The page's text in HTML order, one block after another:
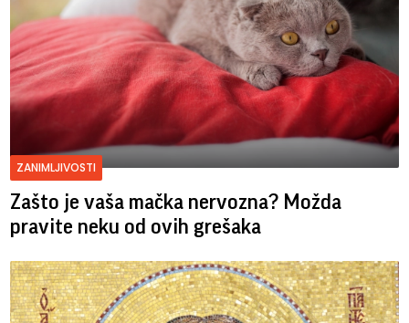
ZANIMLJIVOSTI
Zašto je vaša mačka nervozna? Možda
pravite neku od ovih grešaka